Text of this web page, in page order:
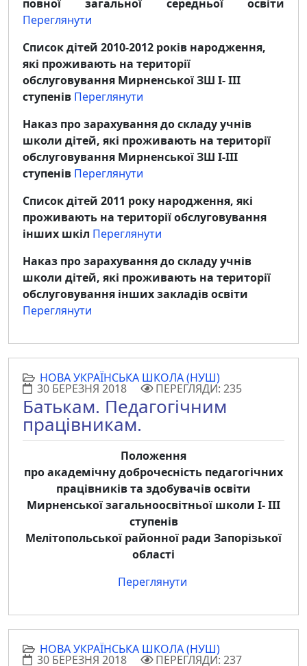
повної загальної середньої освіти
Переглянути
Список дітей 2010-2012 років народження,
які проживають на території
обслуговування Мирненської ЗШ І- ІІІ
ступенів Переглянути
Наказ про зарахування до складу учнів
школи дітей, які проживають на території
обслуговування Мирненської ЗШ І-ІІІ
ступенів Переглянути
Список дітей 2011 року народження, які
проживають на території обслуговування
інших шкіл Переглянути
Наказ про зарахування до складу учнів
школи дітей, які проживають на території
обслуговування інших закладів освіти
Переглянути
НОВА УКРАЇНСЬКА ШКОЛА (НУШ)
30 БЕРЕЗНЯ 2018 ПЕРЕГЛЯДИ: 235
Батькам. Педагогічним
працівникам.
Положення
про академічну доброчесність педагогічних
працівників та здобувачів освіти
Мирненської загальноосвітньої школи І- ІІІ
ступенів
Мелітопольської районної ради Запорізької
області
Переглянути
НОВА УКРАЇНСЬКА ШКОЛА (НУШ)
30 БЕРЕЗНЯ 2018 ПЕРЕГЛЯДИ: 237